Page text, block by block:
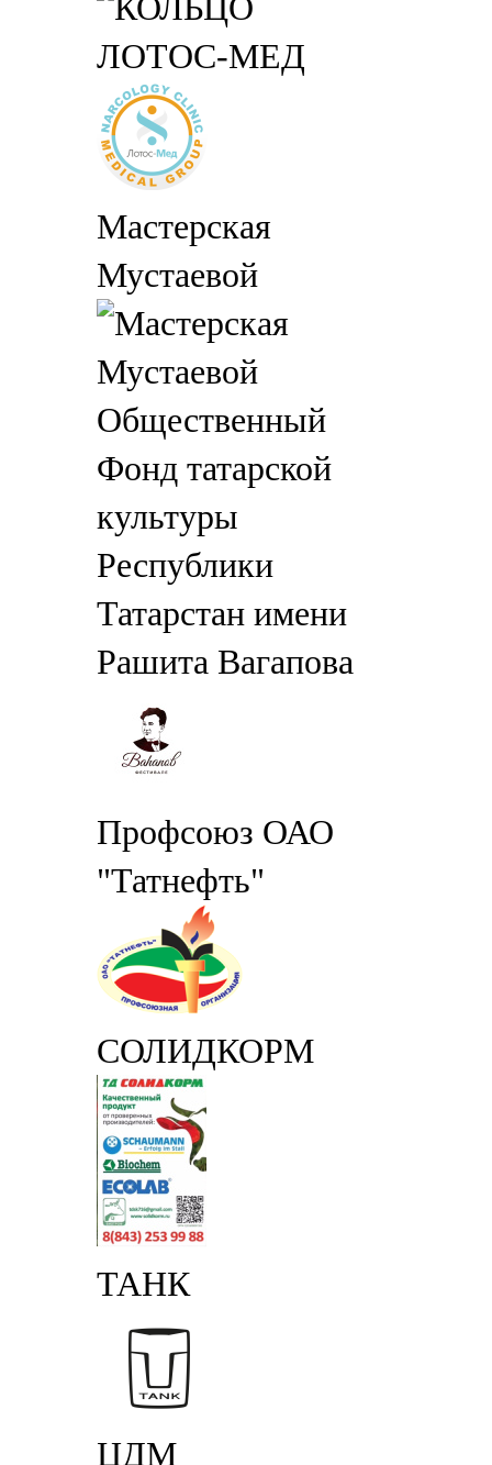
ЛОТОС-МЕД
Мастерская
Мустаевой
Общественный
Фонд татарской
культуры
Республики
Татарстан имени
Рашита Вагапова
Профсоюз ОАО
"Татнефть"
СОЛИДКОРМ
ТАНК
ЦДМ